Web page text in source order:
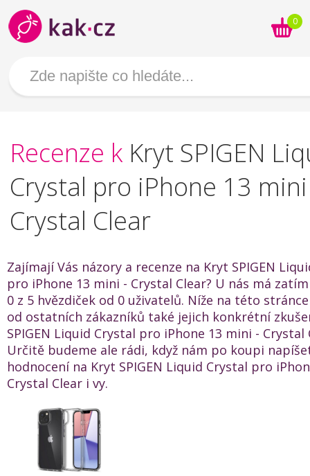
0
Recenze k Kryt SPIGEN
Crystal pro iPhone 13
Crystal Clear
Zajímají Vás názory a recenze na Kryt SPIGEN
pro iPhone 13 mini - Crystal Clear? U nás má
0 z 5 hvězdiček od 0 uživatelů. Níže na této
od ostatních zákazníků také jejich konkrétní
SPIGEN Liquid Crystal pro iPhone 13 mini - Crystal
Určitě budeme ale rádi, když nám po koupi
hodnocení na Kryt SPIGEN Liquid Crystal pro
Crystal Clear i vy.